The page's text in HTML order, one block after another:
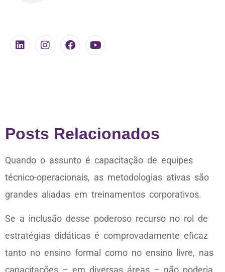
Posts Relacionados
Quando o assunto é capacitação de equipes
técnico-operacionais, as metodologias ativas são
grandes aliadas em treinamentos corporativos.
Se a inclusão desse poderoso recurso no rol de
estratégias didáticas é comprovadamente eficaz
tanto no ensino formal como no ensino livre, nas